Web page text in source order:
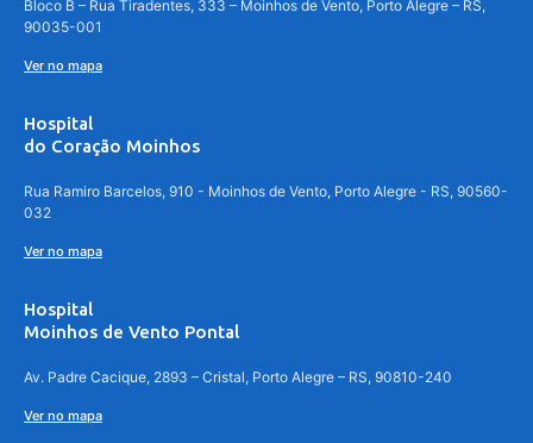
Bloco B – Rua Tiradentes, 333 – Moinhos de Vento, Porto Alegre – RS,
90035-001
Ver no mapa
Hospital
do Coração Moinhos
Rua Ramiro Barcelos, 910 - Moinhos de Vento, Porto Alegre - RS, 90560-
032
Ver no mapa
Hospital
Moinhos de Vento Pontal
Av. Padre Cacique, 2893 – Cristal, Porto Alegre – RS, 90810-240
Ver no mapa